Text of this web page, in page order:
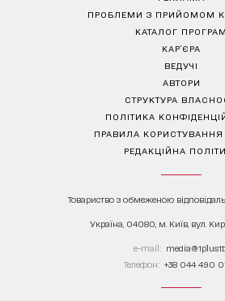
ПРОБЛЕМИ З ПРИЙОМОМ
КАТАЛОГ ПРОГРАМ
КАР’ЄРА
ВЕДУЧІ
АВТОРИ
СТРУКТУРА
ПОЛІТИКА
ПРАВИЛА
РЕДАКЦІЙНА
Товариство з обмеженою
Україна, 04080, м. Київ, вул.
е-mail:
Телефон: +38 044 490